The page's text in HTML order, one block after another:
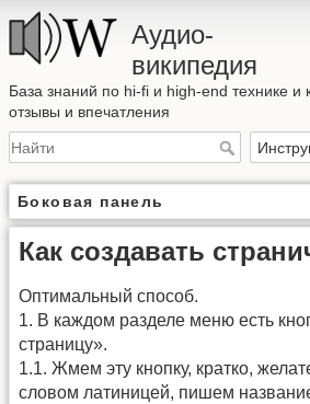
Аудио-
википедия
База знаний по hi-fi и high-end технике и
отзывы и впечатления
Боковая панель
Как создавать
Оптимальный способ.
1. В каждом разделе меню есть
страницу».
1.1. Жмем эту кнопку, кратко,
словом латиницей, пишем